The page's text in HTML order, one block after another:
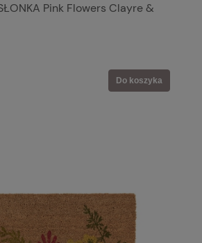
Pink Flowers Clayre &
Do koszyka